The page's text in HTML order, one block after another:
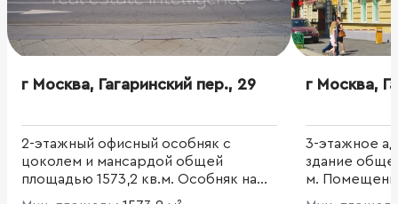
г Москва, Гагаринский пер., 29
2-этажный офисный особняк с
цоколем и мансардой общей
площадью 1573,2 кв.м. Особняк на
первой линии домов в ЦАО. Объект
г Москва,
3-этажное
здание
м.
назначения.